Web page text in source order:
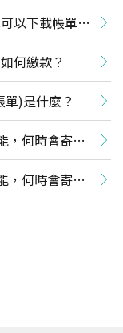
何繳款？
)是什麼？